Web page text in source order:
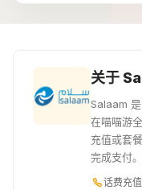
关于
Salaam
在喵喵游
充值或套
完成支付。
话费充值